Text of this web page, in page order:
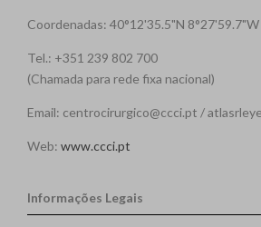
Coordenadas: 40°12'35.5"N 8°27'59.7"W
Tel.: +351 239 802 700
(Chamada para rede fixa nacional)
Email: centrocirurgico@ccci.pt /
Web: www.ccci.pt
Informações Legais